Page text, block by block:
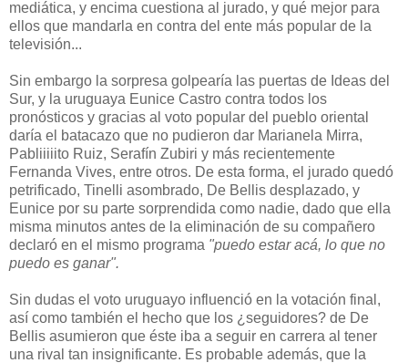
mediática, y encima cuestiona al jurado, y qué mejor para
ellos que mandarla en contra del ente más popular de la
televisión...
Sin embargo la sorpresa golpearía las puertas de Ideas del
Sur, y la uruguaya Eunice Castro contra todos los
pronósticos y gracias al voto popular del pueblo oriental
daría el batacazo que no pudieron dar Marianela Mirra,
Pabliiiiito Ruiz, Serafín Zubiri y más recientemente
Fernanda Vives, entre otros. De esta forma, el jurado quedó
petrificado, Tinelli asombrado, De Bellis desplazado, y
Eunice por su parte sorprendida como nadie, dado que ella
misma minutos antes de la eliminación de su compañero
declaró en el mismo programa "puedo estar acá, lo que no
puedo es ganar".
Sin dudas el voto uruguayo influenció en la votación final,
así como también el hecho que los ¿seguidores? de De
Bellis asumieron que éste iba a seguir en carrera al tener
una rival tan insignificante. Es probable además, que la